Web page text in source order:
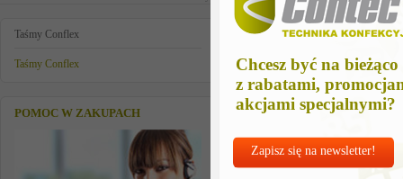
Chcesz być na bieżąco
z rabatami,
akcjami specjalnymi?
Zapisz się na newsletter!
Taśmy Conflex
Taśmy Conflex
POMOC W ZAKUPACH
TAŚMA KROPKI